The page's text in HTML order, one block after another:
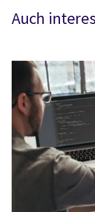
Auch